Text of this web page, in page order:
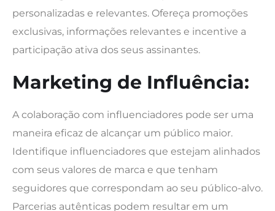
personalizadas e relevantes. Ofereça promoções
exclusivas, informações relevantes e incentive a
participação ativa dos seus assinantes.
Marketing de Influência:
A colaboração com influenciadores pode ser uma
maneira eficaz de alcançar um público maior.
Identifique influenciadores que estejam alinhados
com seus valores de marca e que tenham
seguidores que correspondam ao seu público-alvo.
Parcerias autênticas podem resultar em um